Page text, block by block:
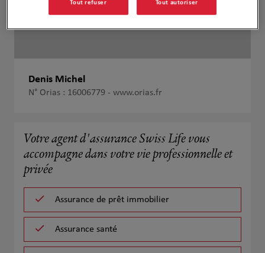
Denis Michel
N° Orias : 16006779 - www.orias.fr
Votre agent d'assurance Swiss Life vous
accompagne dans votre vie professionnelle et
privée
Assurance de prêt immobilier
Assurance santé
Tout refuser Tout autoriser